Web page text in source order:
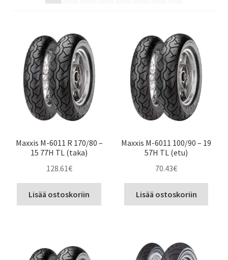
Maxxis M-6011 R 170/80 –
15 77H TL (taka)
128.61€
Lisää ostoskoriin
Maxxis M-6011 100/90 – 19
57H TL (etu)
70.43€
Lisää ostoskoriin